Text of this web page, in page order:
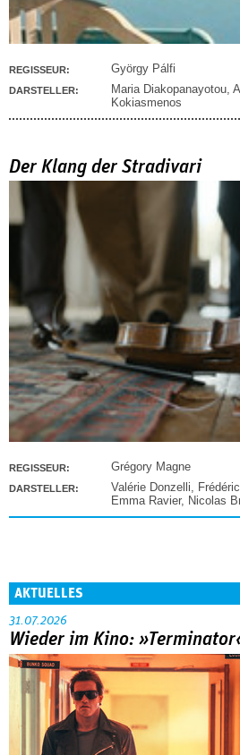
REGISSEUR: György Pálfi
DARSTELLER: Maria Diakopanayotou
Kokiasmenos
Der Klang der Stradivari
REGISSEUR: Grégory Magne
DARSTELLER: Valérie Donzelli
Emma Ravier, Nicolas
AKTUELLES
31.07.2026
Wieder im Kino: